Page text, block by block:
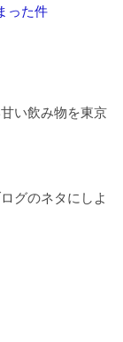
った件
い飲み物を東京
グのネタにしよ